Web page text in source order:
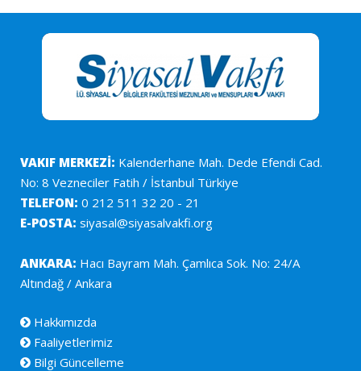
VAKIF MERKEZİ: Kalenderhane Mah. Dede Efendi Cad.
No: 8 Vezneciler Fatih / İstanbul Türkiye
TELEFON: 0 212 511 32 20 - 21
E-POSTA: siyasal@siyasalvakfi.org
ANKARA: Hacı Bayram Mah. Çamlıca Sok. No: 24/A
Altındağ / Ankara
Hakkımızda
Faaliyetlerimiz
Bilgi Güncelleme